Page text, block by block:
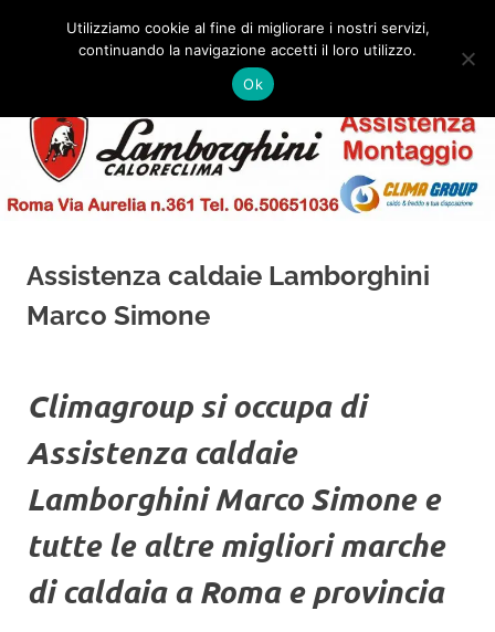
Caldaie
Lamborghini
Installazione
MENU
Assistenza caldaie Lamborghini
Marco Simone
Climagroup si occupa di
Assistenza caldaie
Lamborghini Marco Simone e
tutte le altre migliori marche
di caldaia a Roma e provincia
Utilizziamo cookie al fine di migliorare i nostri servizi,
continuando la navigazione accetti il loro utilizzo.
Ok